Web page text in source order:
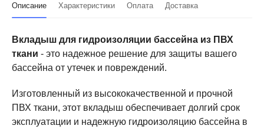
Описание Характеристики Оплата Доставка
Вкладыш для гидроизоляции бассейна из ПВХ
ткани - это надежное решение для защиты вашего
бассейна от утечек и повреждений.
Изготовленный из высококачественной и прочной
ПВХ ткани, этот вкладыш обеспечивает долгий срок
эксплуатации и надежную гидроизоляцию бассейна в